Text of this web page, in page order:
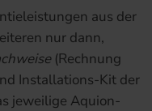
aus der
nur dann,
(Rechnung
Installations-Kit der
jeweilige Aquion-